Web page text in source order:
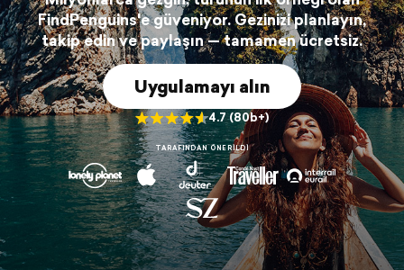
FindPenguins'e güveniyor. Gezinizi planlayın,
takip edin ve paylaşın — tamamen ücretsiz.
Uygulamayı alın
4.7 (80b+)
TARAFINDAN ÖNERILDI